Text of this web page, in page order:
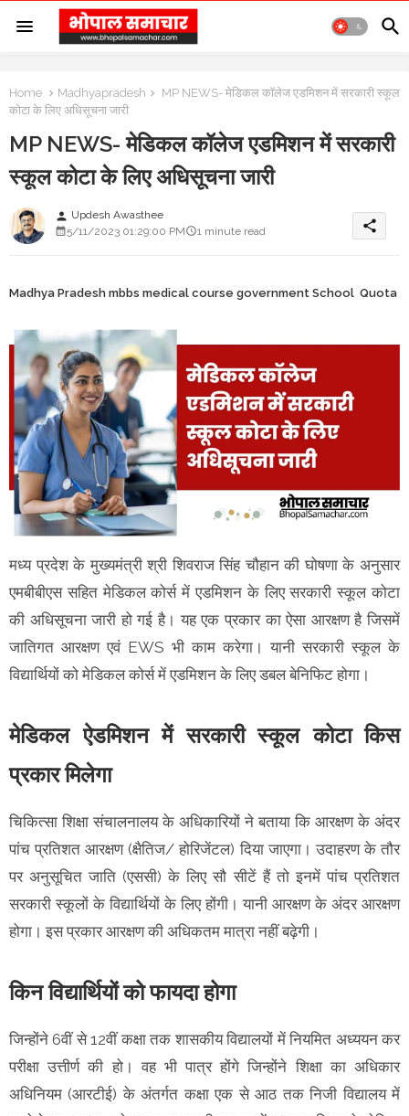
Home Madhyapradesh
MP NEWS- मेडिकल कॉलेज एडमिशन में सरकारी स्कूल
कोटा के लिए अधिसूचना जारी
MP NEWS- मेडिकल कॉलेज एडमिशन में सरकारी
स्कूल कोटा के लिए अधिसूचना जारी
person Updesh Awasthee
5/11/2023 01:29:00 PM
1 minute read share
Madhya Pradesh mbbs medical course government School Quota
मध्य प्रदेश के मुख्यमंत्री श्री शिवराज सिंह चौहान की घोषणा के अनुसार
एमबीबीएस सहित मेडिकल कोर्स में एडमिशन के लिए सरकारी स्कूल कोटा
की अधिसूचना जारी हो गई है। यह एक प्रकार का ऐसा आरक्षण है जिसमें
जातिगत आरक्षण एवं EWS भी काम करेगा। यानी सरकारी स्कूल के
विद्यार्थियों को मेडिकल कोर्स में एडमिशन के लिए डबल बेनिफिट होगा।
मेडिकल ऐडमिशन में सरकारी स्कूल कोटा किस
प्रकार मिलेगा
चिकित्सा शिक्षा संचालनालय के अधिकारियों ने बताया कि आरक्षण के अंदर
पांच प्रतिशत आरक्षण (क्षैतिज/ होरिजेंटल) दिया जाएगा। उदाहरण के तौर
पर अनुसूचित जाति (एससी) के लिए सौ सीटें हैं तो इनमें पांच प्रतिशत
सरकारी स्कूलों के विद्यार्थियों के लिए होंगी। यानी आरक्षण के अंदर आरक्षण
होगा। इस प्रकार आरक्षण की अधिकतम मात्रा नहीं बढ़ेगी।
किन विद्यार्थियों को फायदा होगा
जिन्होंने 6वीं से 12वीं कक्षा तक शासकीय विद्यालयों में नियमित अध्ययन कर
परीक्षा उत्तीर्ण की हो। वह भी पात्र होंगे जिन्होंने शिक्षा का अधिकार
अधिनियम (आरटीई) के अंतर्गत कक्षा एक से आठ तक निजी विद्यालय में